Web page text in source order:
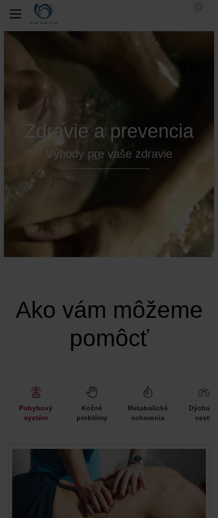
Zdravie a prevencia
Výhody pre vaše zdravie
Ako vám môžeme
pomôcť
Pohybový
systém
Kožné
problémy
Metabolické
ochorenia
cesty